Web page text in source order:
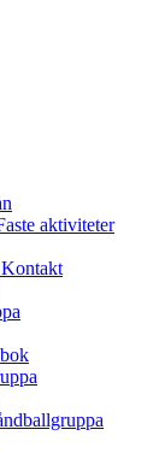
aktiviteter